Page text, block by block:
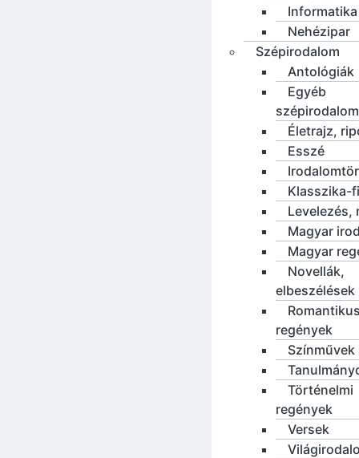
Informatika
Nehézipar
Szépirodalom
Antológiák
Egyéb
szépirodalom
Életrajz,
Esszé
Klasszika-
Levelezés,
Magyar
Magyar
Novellák,
elbeszélések
regények
Színművek
Történelmi
regények
Versek